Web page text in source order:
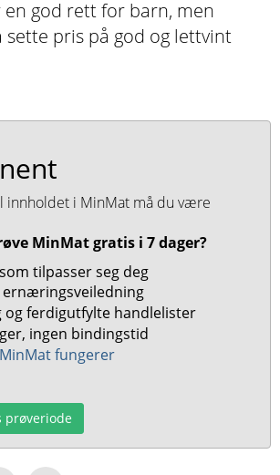
en god rett for barn, men
sette pris på god og lettvint
innholdet i MinMat må du være
MinMat gratis i 7 dager?
tilpasser seg deg
og ferdigutfylte handlelister
ingen bindingstid
fungerer
prøveriode